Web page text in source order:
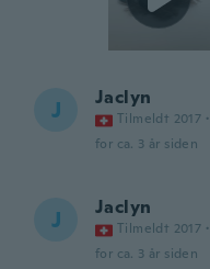
J Jaclyn
Tilmeldt 2017 ·
for ca. 3 år siden
J Jaclyn
Tilmeldt 2017 ·
for ca. 3 år siden